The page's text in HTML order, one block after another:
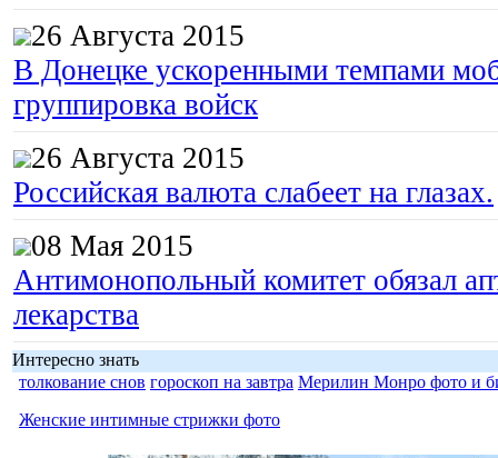
26 Августа 2015
В Донецке ускоренными темпами
группировка войск
26 Августа 2015
Российская валюта слабеет на глазах.
08 Мая 2015
Антимонопольный комитет обязал
лекарства
Интересно знать
толкование снов гороскоп на завтра Мерилин Монро фото и
Женские интимные стрижки фото